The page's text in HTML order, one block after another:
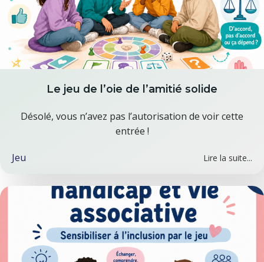
Le jeu de l’oie de l’amitié solide
Désolé, vous n’avez pas l’autorisation de voir cette
entrée !
Jeu Lire la suite...